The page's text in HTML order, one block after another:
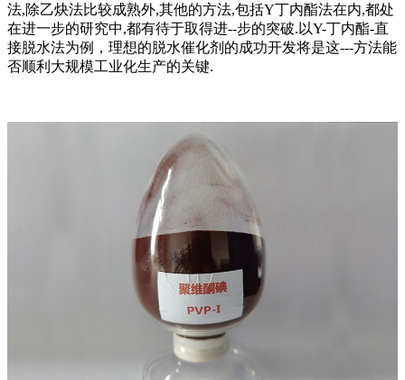
法,除乙炔法比较成熟外,其他的方法,包括Y丁内酯法在内,都处
在进一步的研究中,都有待于取得进--步的突破.以Y-丁内酯-直
接脱水法为例，理想的脱水催化剂的成功开发将是这---方法能
否顺利大规模工业化生产的关键.